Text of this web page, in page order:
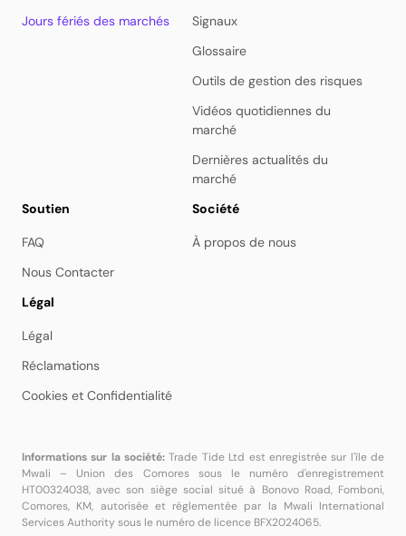
Jours fériés des marchés
Signaux
Glossaire
Outils de gestion des risques
Vidéos quotidiennes du
marché
Dernières actualités du
marché
Soutien
FAQ
Nous Contacter
Société
À propos de nous
Légal
Légal
Réclamations
Cookies et Confidentialité
Informations sur la société: Trade Tide Ltd est enregistrée sur l'île de
Mwali – Union des Comores sous le numéro d'enregistrement
HT00324038, avec son siège social situé à Bonovo Road, Fomboni,
Comores, KM, autorisée et réglementée par la Mwali International
Services Authority sous le numéro de licence BFX2024065.